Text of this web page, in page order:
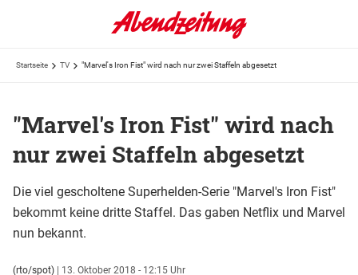
Startseite TV "Marvel's Iron Fist" wird nach nur zwei Staffeln abgesetzt
"Marvel's Iron Fist" wird nach
nur zwei Staffeln abgesetzt
Die viel gescholtene Superhelden-Serie "Marvel's Iron Fist"
bekommt keine dritte Staffel. Das gaben Netflix und Marvel
nun bekannt.
(rto/spot) | 13. Oktober 2018 - 12:15 Uhr